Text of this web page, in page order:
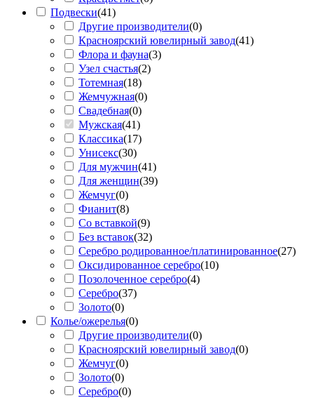
Подвески(41)
Другие производители(0)
Красноярский ювелирный завод(41)
Флора и фауна(3)
Узел счастья(2)
Тотемная(18)
Жемчужная(0)
Свадебная(0)
Мужская(41)
Классика(17)
Унисекс(30)
Для мужчин(41)
Для женщин(39)
Жемчуг(0)
Фианит(8)
Со вставкой(9)
Без вставок(32)
Серебро родированное/платинированное(27)
Оксидированное серебро(10)
Позолоченное серебро(4)
Серебро(37)
Золото(0)
Колье/ожерелья(0)
Другие производители(0)
Красноярский ювелирный завод(0)
Жемчуг(0)
Золото(0)
Серебро(0)